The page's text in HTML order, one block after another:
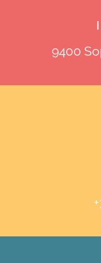
9400